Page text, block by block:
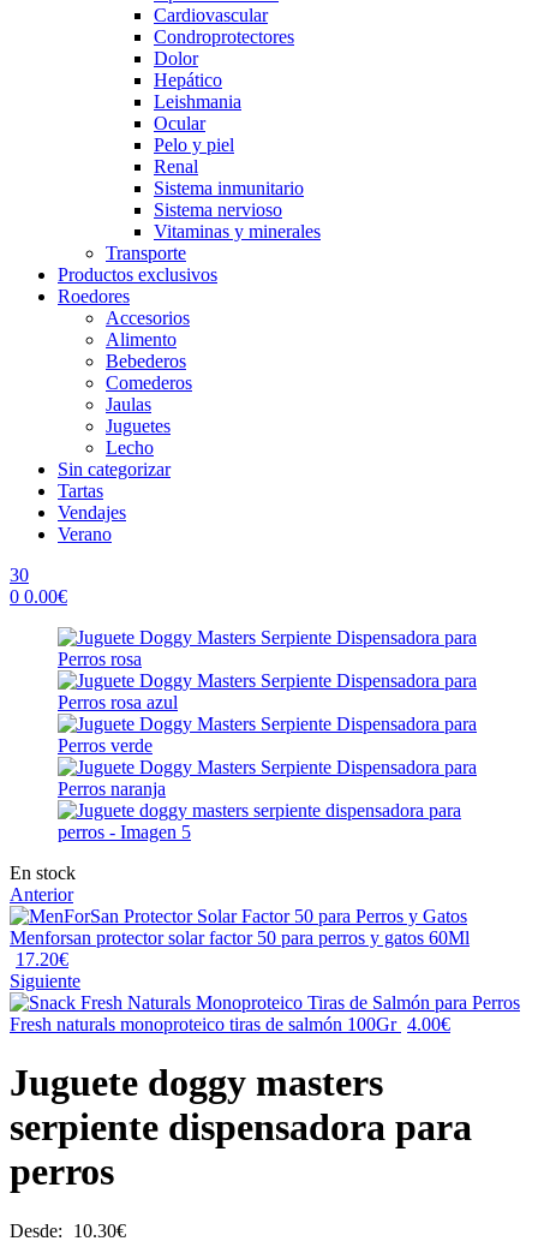
Cardiovascular
Condroprotectores
Dolor
Hepático
Leishmania
Ocular
Pelo y piel
Renal
Sistema inmunitario
Sistema nervioso
Vitaminas y minerales
Transporte
Productos exclusivos
Roedores
Accesorios
Alimento
Bebederos
Comederos
Jaulas
Juguetes
Lecho
Sin categorizar
Tartas
Vendajes
Verano
30
0 0.00€
Availability:
En stock
Anterior
Menforsan protector solar factor 50 para perros y gatos 60Ml
17.20€
Siguiente
Fresh naturals monoproteico tiras de salmón 100Gr 4.00€
Juguete doggy masters
serpiente dispensadora para
perros
Desde: 10.30€